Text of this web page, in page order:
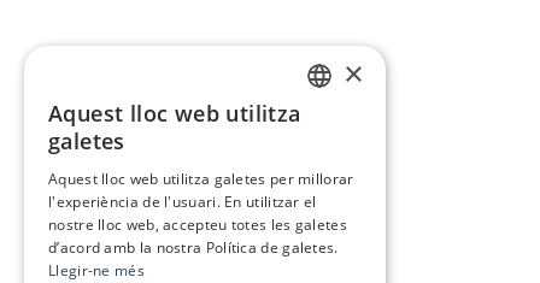
×
Aquest lloc web utilitza
galetes
Aquest lloc web utilitza galetes per millorar
l'experiència de l'usuari. En utilitzar el
nostre lloc web, accepteu totes les galetes
d’acord amb la nostra Política de galetes.
Llegir-ne més